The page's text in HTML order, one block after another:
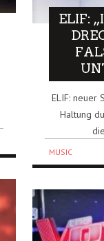
ELIF:
ELIF: neuer
Haltung
MUSIC